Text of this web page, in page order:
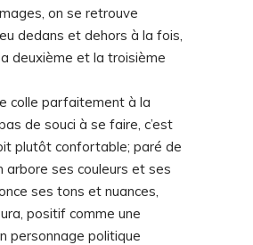
on se retrouve
dedans et dehors à la fois,
deuxième et la troisième
colle parfaitement à la
de souci à se faire, c’est
plutôt confortable; paré de
arbore ses couleurs et ses
ses tons et nuances,
positif comme une
personnage politique